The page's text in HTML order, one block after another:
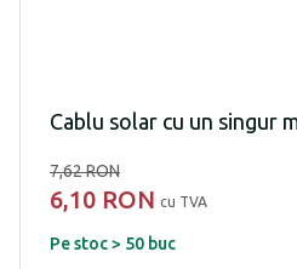
Cablu solar cu un singur
7,62 RON
6,10 RON cu TVA
Pe stoc > 50 buc